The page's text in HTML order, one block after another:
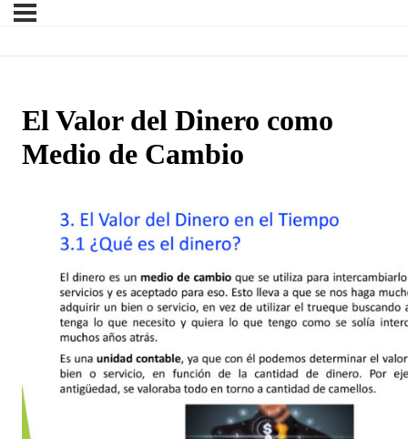
El Valor del Dinero como
Medio de Cambio